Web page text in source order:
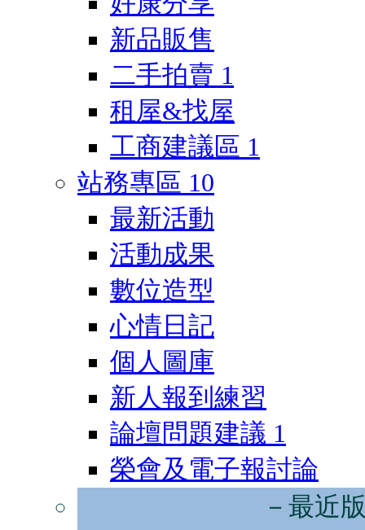
新品販售
二手拍賣 1
租屋&找屋
工商建議區 1
站務專區 10
最新活動
活動成果
數位造型
心情日記
個人圖庫
新人報到練習
論壇問題建議 1
榮會及電子報討論
－最近